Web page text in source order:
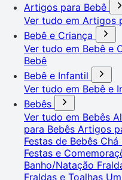
Artigos para Bebê
Ver tudo em Artigos
Bebê e Criança
Ver tudo em Bebê e
Bebê
Bebê e Infantil
Ver tudo em Bebê e
Bebês
Ver tudo em Bebês
para Bebês Artigos
Festas de Bebês Chá
Festas e
Banho/Natação
Fraldas e Toalhas